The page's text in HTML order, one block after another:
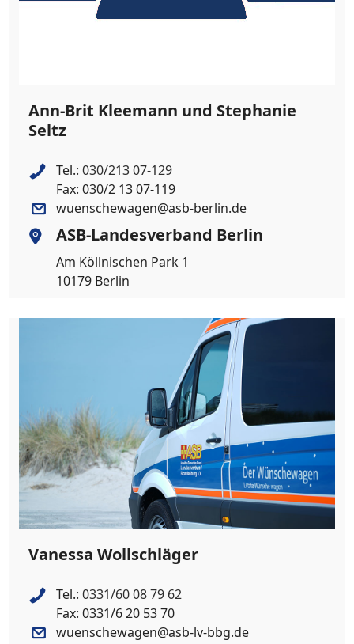
Ann-Brit Kleemann und Stephanie
Seltz
Tel.: 030/213 07-129
Fax: 030/2 13 07-119
wuenschewagen@asb-berlin.de
ASB-Landesverband Berlin
Am Köllnischen Park 1
10179 Berlin
Vanessa Wollschläger
Tel.: 0331/60 08 79 62
Fax: 0331/6 20 53 70
wuenschewagen@asb-lv-bbg.de